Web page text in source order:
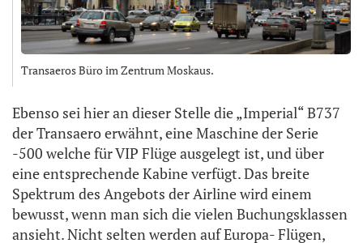
Transaeros Büro im Zentrum Moskaus.
Ebenso sei hier an dieser Stelle die „Imperial“ B737
der Transaero erwähnt, eine Maschine der Serie
-500 welche für VIP Flüge ausgelegt ist, und über
eine entsprechende Kabine verfügt. Das breite
Spektrum des Angebots der Airline wird einem
bewusst, wenn man sich die vielen Buchungsklassen
ansieht. Nicht selten werden auf Europa- Flügen,